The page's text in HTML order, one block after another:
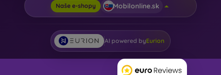
Naše e-shopy Mobilonline.sk
AI powered byEurion